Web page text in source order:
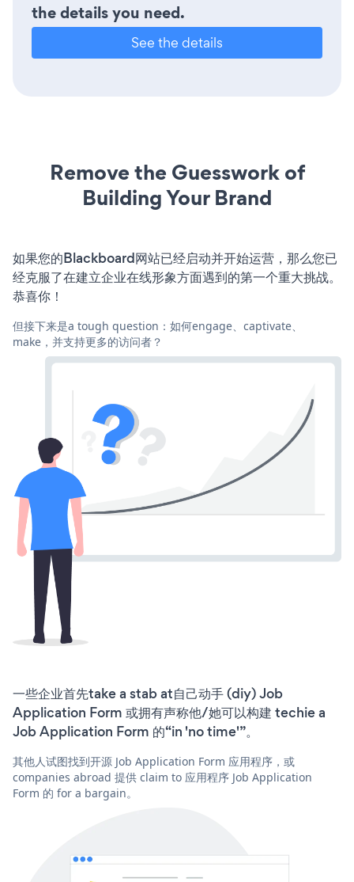
the details you need.
See the details
Remove the Guesswork of
Building Your Brand
如果您的Blackboard网站已经启动并开始运营，那么您已
经克服了在建立企业在线形象方面遇到的第一个重大挑战。
恭喜你！
但接下来是a tough question：如何engage、captivate、
make，并支持更多的访问者？
一些企业首先take a stab at自己动手 (diy) Job
Application Form 或拥有声称他/她可以构建 techie a
Job Application Form 的“in 'no time'”。
其他人试图找到开源 Job Application Form 应用程序，或
companies abroad 提供 claim to 应用程序 Job Application
Form 的 for a bargain。